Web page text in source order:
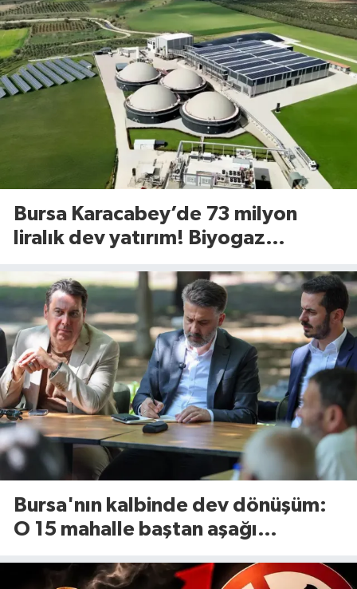
Bursa Karacabey’de 73 milyon
liralık dev yatırım! Biyogaz
yükseliyor
Bursa'nın kalbinde dev dönüşüm:
O 15 mahalle baştan aşağı